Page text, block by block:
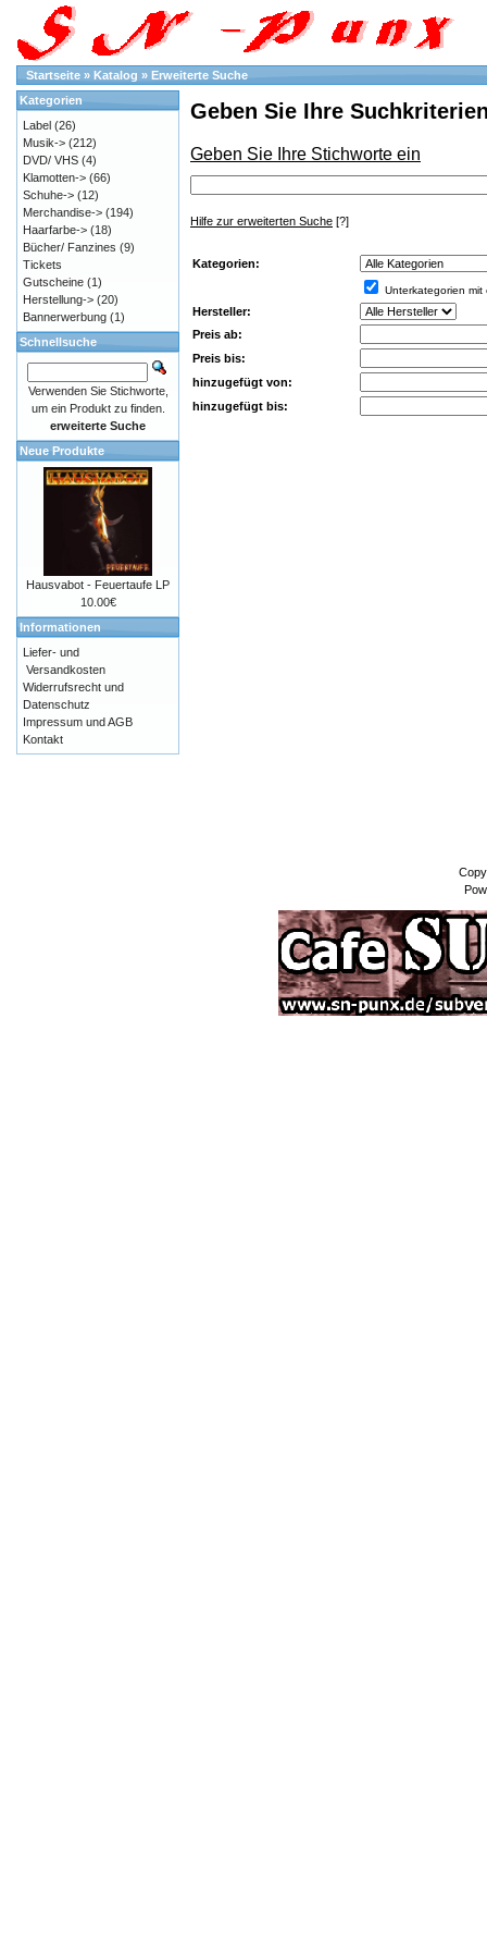
Startseite » Katalog » Erweiterte Suche
Geben Sie Ihre
Geben Sie Ihre Stichworte ein
Hilfe zur erweiterten Suche [?]
Kategorien:
Unterkategorien mit
Hersteller:
Preis ab:
Preis bis:
hinzugefügt von:
hinzugefügt bis:
Kategorien
Label (26)
Musik-> (212)
DVD/ VHS (4)
Klamotten-> (66)
Schuhe-> (12)
Merchandise-> (194)
Haarfarbe-> (18)
Bücher/ Fanzines (9)
Tickets
Gutscheine (1)
Herstellung-> (20)
Bannerwerbung (1)
Schnellsuche
Verwenden Sie Stichworte,
um ein Produkt zu finden.
erweiterte Suche
Neue Produkte
Hausvabot - Feuertaufe LP
10.00€
Informationen
Liefer- und
Versandkosten
Widerrufsrecht und
Datenschutz
Impressum und AGB
Kontakt